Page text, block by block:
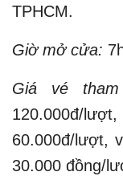
TPHCM.
Giờ mở cửa:
Giá vé tham
120.000đ/
60.000đ/lượt,
30.000 đồng/